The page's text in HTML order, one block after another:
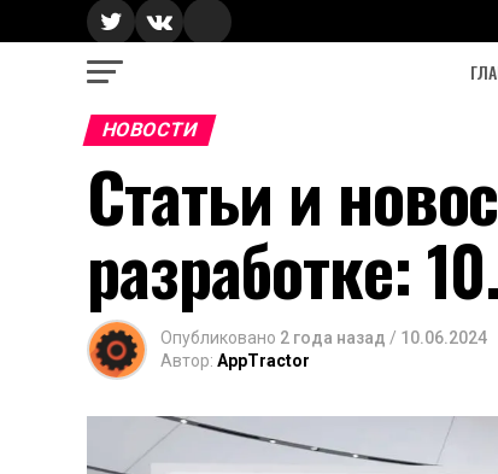
НОВОСТИ
Статьи и
разработке:
Опубликовано 2 года назад / 10.06.2024
Автор: AppTractor